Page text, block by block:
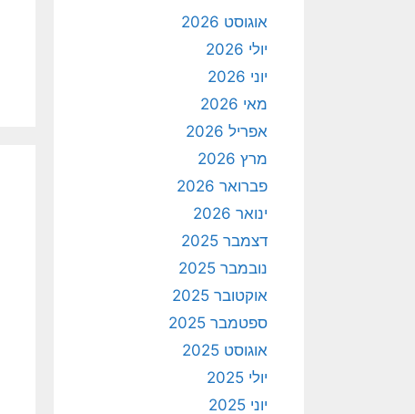
אוגוסט 2026
יולי 2026
יוני 2026
מאי 2026
אפריל 2026
מרץ 2026
פברואר 2026
ינואר 2026
דצמבר 2025
נובמבר 2025
אוקטובר 2025
ספטמבר 2025
אוגוסט 2025
יולי 2025
יוני 2025